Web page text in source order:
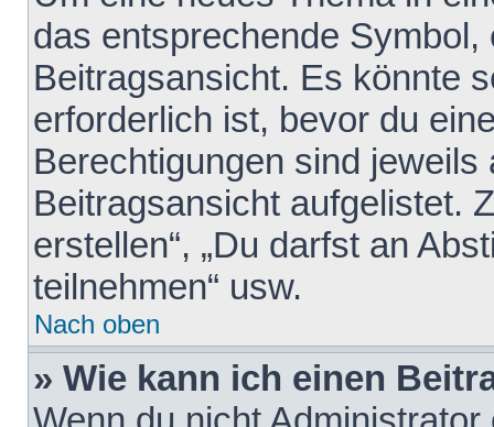
das entsprechende
Beitragsansicht. Es könnte
erforderlich ist, bevor du
Berechtigungen sind
Beitragsansicht aufgelistet.
erstellen“, „Du darfst an
teilnehmen“ usw.
Nach oben
» Wie kann ich einen